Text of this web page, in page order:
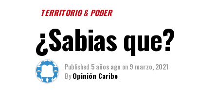
TERRITORIO & PODER
¿Sabias que?
Published 5 años ago on9 marzo, 2021
ByOpinión Caribe